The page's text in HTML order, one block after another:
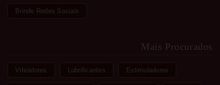
Brinde Redes Sociais
Mais Procurados
Vibradores Lubrificantes Estimuladores